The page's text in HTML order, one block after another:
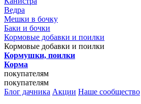
Ведра
Мешки в бочку
Баки и бочки
Кормовые добавки и поилки
Кормовые добавки и поилки
Кормушки, поилки
Корма
покупателям
покупателям
Блог дачника Акции Наше сообщество